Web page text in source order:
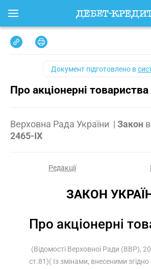
Документ підготовлено в
Про акціонерні товариства
Верховна Рада України | Закон
2465-IX
Редакції
ЗАКОН
Про акціонерні
(Відомості Верховної Ради (ВВР),
ст.81)( Із змінами, внесеними